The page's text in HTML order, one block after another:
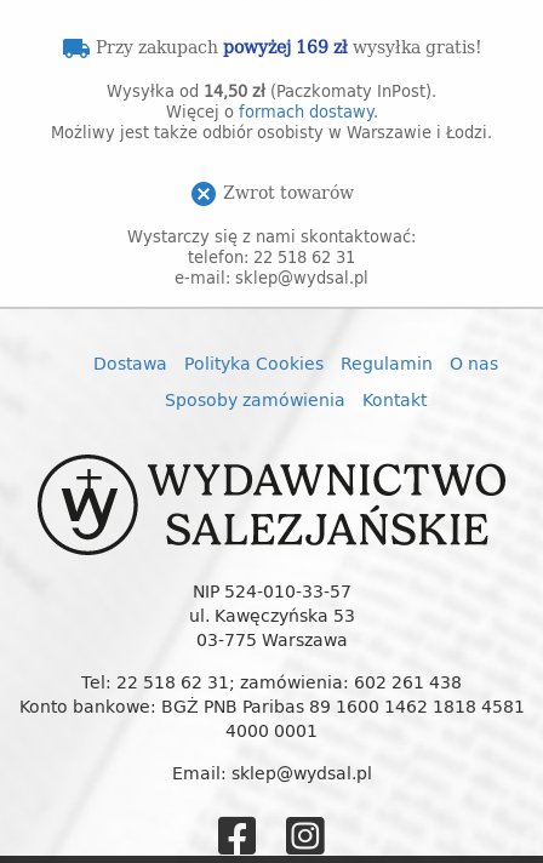
local_shipping Przy zakupachpowyżej 169 złwysyłka gratis!
Wysyłka od 14,50 zł (Paczkomaty InPost).
Więcej o formach dostawy.
Możliwy jest także odbiór osobisty w Warszawie i Łodzi.
cancel Zwrot towarów
Wystarczy się z nami skontaktować:
telefon: 22 518 62 31
e-mail: sklep@wydsal.pl
Dostawa Polityka Cookies Regulamin
O nas
Sposoby zamówienia
Kontakt
NIP 524-010-33-57
ul. Kawęczyńska 53
03-775 Warszawa
Tel: 22 518 62 31; zamówienia: 602 261 438
Konto bankowe: BGŻ PNB Paribas 89 1600 1462 1818 4581
4000 0001
Email: sklep@wydsal.pl